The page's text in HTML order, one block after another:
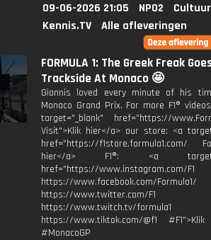
09-06-2026 21:05 NPO2
Kennis.TV
Alle afleveringen
FORMULA 1: The Greek Freak
Trackside At Monaco 🤩
Giannis loved every minute of his
Monaco Grand Prix. For more F1®
target="_blank" href="https://
Visit">Klik hier</a> our store: <a
href="https://f1store.formula1.com/
hier</a> F1®: <a
href="https://www.instagram.com/F1
https://www.facebook.com/Formula1/
https://www.twitter.com/F1
https://www.twitch.tv/formula1
https://www.tiktok.com/@f1
#MonacoGP